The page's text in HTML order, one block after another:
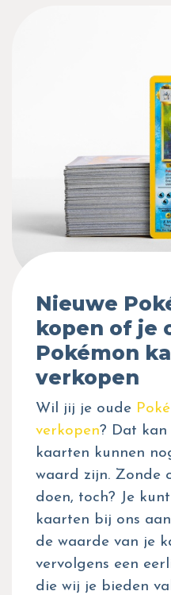
Nieuwe
kopen of je
Pokémon
verkopen
Wil jij je oude
verkopen? Dat kan
kaarten kunnen
waard zijn. Zonde
doen, toch? Je
kaarten bij ons
de waarde van je
vervolgens een
die wij je bieden